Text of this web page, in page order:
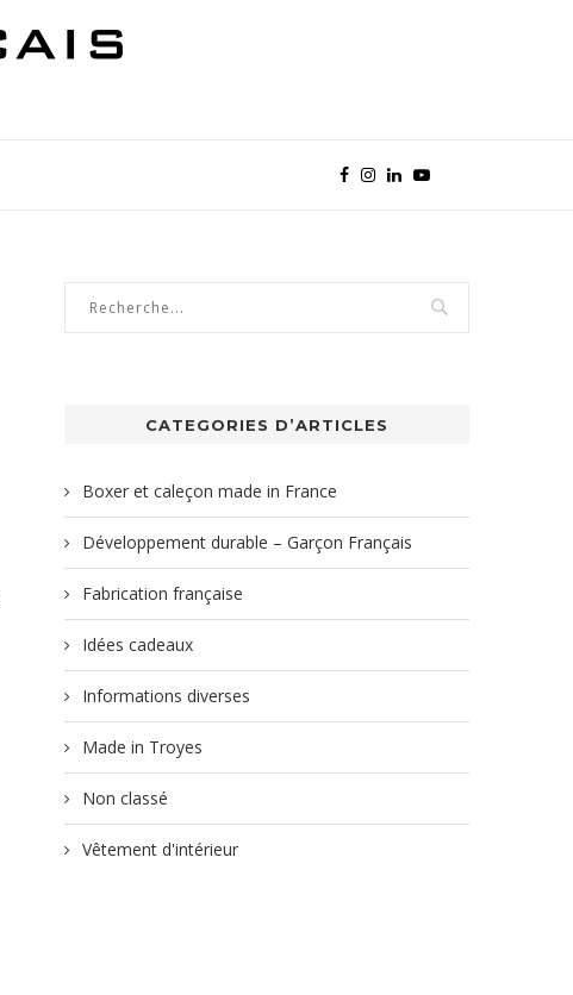
CATEGORIES D’ARTICLES
Boxer et caleçon made in France
Développement durable – Garçon Français
Fabrication française
Idées cadeaux
Informations diverses
Made in Troyes
Non classé
Vêtement d'intérieur